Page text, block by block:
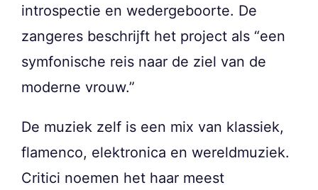
introspectie en wedergeboorte. De
zangeres beschrijft het project als “een
symfonische reis naar de ziel van de
moderne vrouw.”
De muziek zelf is een mix van klassiek,
flamenco, elektronica en wereldmuziek.
Critici noemen het haar meest